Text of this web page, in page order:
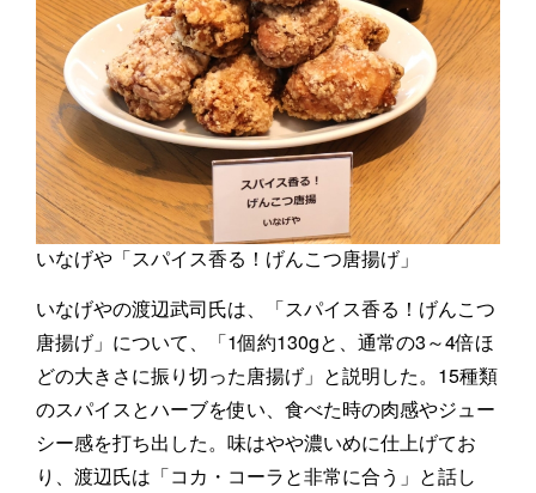
いなげや「スパイス香る！げんこつ唐揚げ」
いなげやの渡辺武司氏は、「スパイス香る！げんこつ
唐揚げ」について、「1個約130gと、通常の3～4倍ほ
どの大きさに振り切った唐揚げ」と説明した。15種類
のスパイスとハーブを使い、食べた時の肉感やジュー
シー感を打ち出した。味はやや濃いめに仕上げてお
り、渡辺氏は「コカ・コーラと非常に合う」と話し